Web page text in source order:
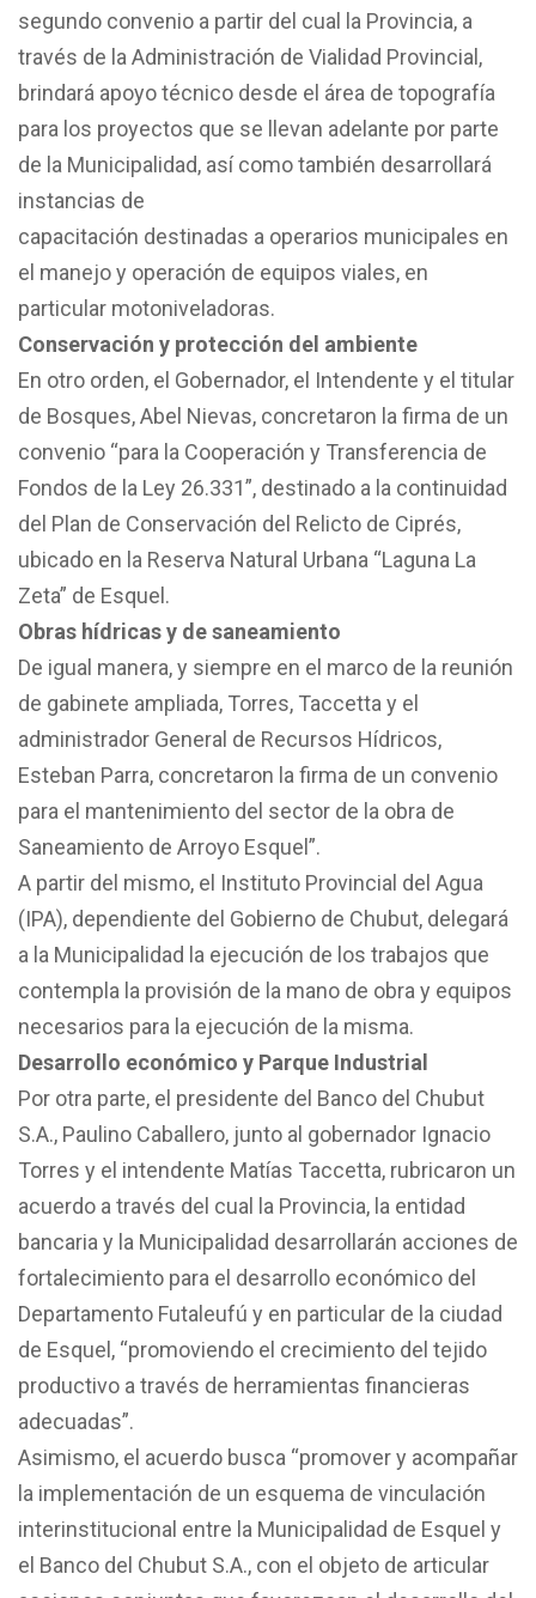
segundo convenio a partir del cual la Provincia, a
través de la Administración de Vialidad Provincial,
brindará apoyo técnico desde el área de topografía
para los proyectos que se llevan adelante por parte
de la Municipalidad, así como también desarrollará
instancias de
capacitación destinadas a operarios municipales en
el manejo y operación de equipos viales, en
particular motoniveladoras.
Conservación y protección del ambiente
En otro orden, el Gobernador, el Intendente y el titular
de Bosques, Abel Nievas, concretaron la firma de un
convenio “para la Cooperación y Transferencia de
Fondos de la Ley 26.331”, destinado a la continuidad
del Plan de Conservación del Relicto de Ciprés,
ubicado en la Reserva Natural Urbana “Laguna La
Zeta” de Esquel.
Obras hídricas y de saneamiento
De igual manera, y siempre en el marco de la reunión
de gabinete ampliada, Torres, Taccetta y el
administrador General de Recursos Hídricos,
Esteban Parra, concretaron la firma de un convenio
para el mantenimiento del sector de la obra de
Saneamiento de Arroyo Esquel”.
A partir del mismo, el Instituto Provincial del Agua
(IPA), dependiente del Gobierno de Chubut, delegará
a la Municipalidad la ejecución de los trabajos que
contempla la provisión de la mano de obra y equipos
necesarios para la ejecución de la misma.
Desarrollo económico y Parque Industrial
Por otra parte, el presidente del Banco del Chubut
S.A., Paulino Caballero, junto al gobernador Ignacio
Torres y el intendente Matías Taccetta, rubricaron un
acuerdo a través del cual la Provincia, la entidad
bancaria y la Municipalidad desarrollarán acciones de
fortalecimiento para el desarrollo económico del
Departamento Futaleufú y en particular de la ciudad
de Esquel, “promoviendo el crecimiento del tejido
productivo a través de herramientas financieras
adecuadas”.
Asimismo, el acuerdo busca “promover y acompañar
la implementación de un esquema de vinculación
interinstitucional entre la Municipalidad de Esquel y
el Banco del Chubut S.A., con el objeto de articular